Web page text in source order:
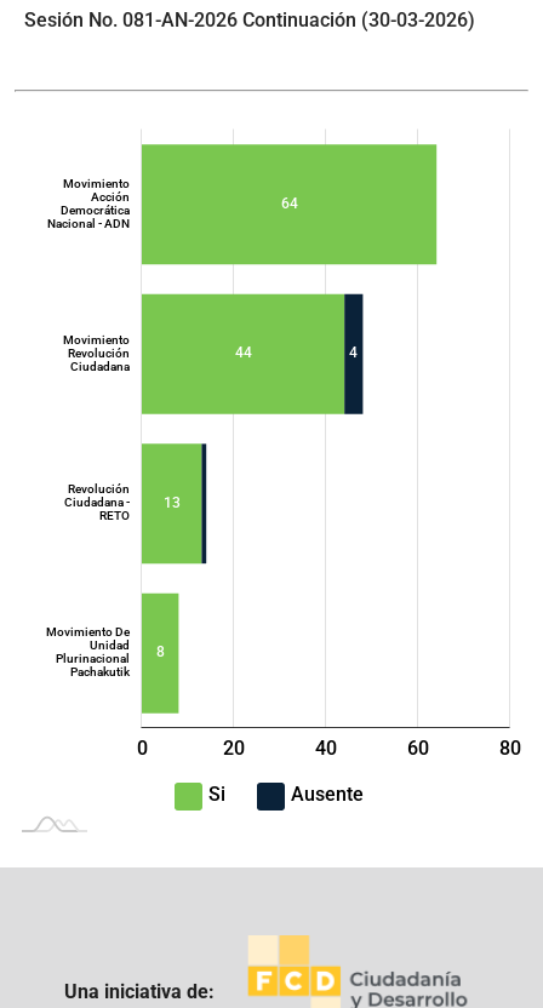
Sesión No. 081-AN-2026 Continuación (30-03-2026)
8
13
44
64
4
Movimiento De
Unidad
Plurinacional
Pachakutik
Revolución
Ciudadana -
RETO
Movimiento
Revolución
Ciudadana
Movimiento
Acción
Democrática
Nacional - ADN
L
-40
-20
0 20 40 60 80
100
Si
Ausente
Una iniciativa de: